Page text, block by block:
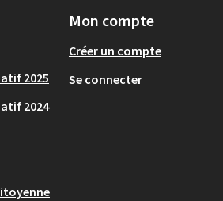
2025
2024
Mon compte
Créer un compte
Se connecter